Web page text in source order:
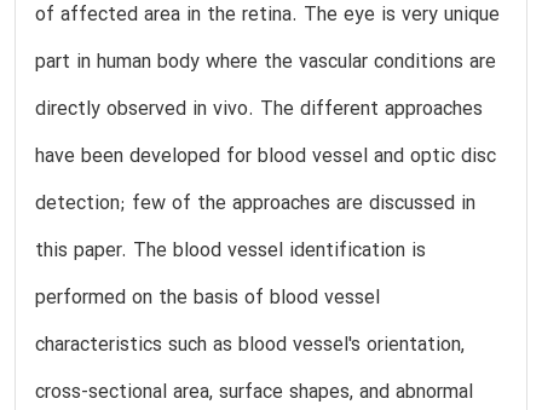
of affected area in the retina. The eye is very unique
part in human body where the vascular conditions are
directly observed in vivo. The different approaches
have been developed for blood vessel and optic disc
detection; few of the approaches are discussed in
this paper. The blood vessel identification is
performed on the basis of blood vessel
characteristics such as blood vessel's orientation,
cross-sectional area, surface shapes, and abnormal